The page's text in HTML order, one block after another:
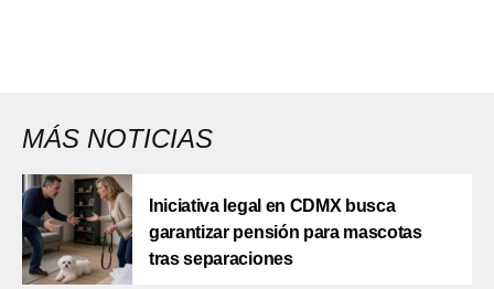
MÁS NOTICIAS
Iniciativa legal en CDMX busca
garantizar pensión para mascotas
tras separaciones